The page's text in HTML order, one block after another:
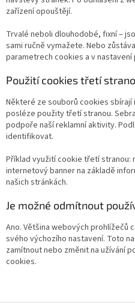
zařízení opouštějí.
Trvalé neboli dlouhodobé, fixní –
sami ručně vymažete. Nebo
parametrech cookies a v
Použití cookies třetí
Některé ze souborů cookies
posléze použity třetí stranou.
podpoře naší reklamní aktivity.
identifikovat.
Příklad využití cookie třetí stranou:
internetový banner na základě
našich stránkách.
Je možné odmítnout
Ano. Většina webových prohlížečů
svého výchozího nastavení. Toto
zamítnout nebo změnit na užívání
cookies.